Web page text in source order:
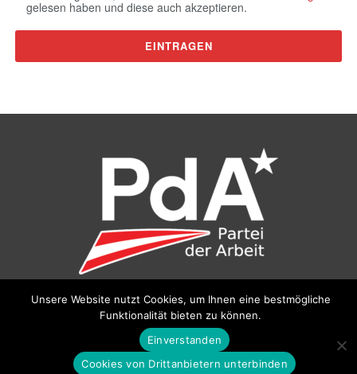
gelesen haben und diese auch akzeptieren.
Partei der Arbeit (PdA), Bundesbüro: Drorygasse 21, 1030
pda@parteiderarbeit.at
Datenschutzerklärung
Unsere Website nutzt Cookies, um Ihnen eine bestmögliche
Funktionalität bieten zu können.
Einverstanden
Cookies von Drittanbietern unterbinden